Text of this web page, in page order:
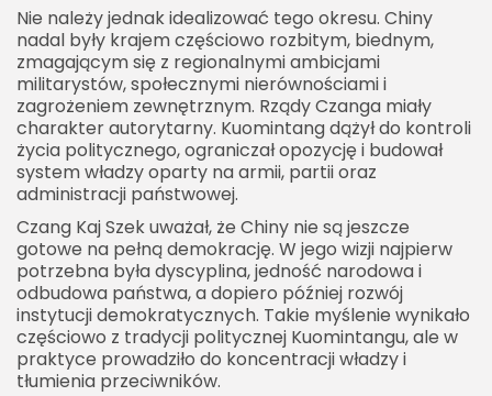
Nie należy jednak idealizować tego okresu. Chiny
nadal były krajem częściowo rozbitym, biednym,
zmagającym się z regionalnymi ambicjami
militarystów, społecznymi nierównościami i
zagrożeniem zewnętrznym. Rządy Czanga miały
charakter autorytarny. Kuomintang dążył do kontroli
życia politycznego, ograniczał opozycję i budował
system władzy oparty na armii, partii oraz
administracji państwowej.
Czang Kaj Szek uważał, że Chiny nie są jeszcze
gotowe na pełną demokrację. W jego wizji najpierw
potrzebna była dyscyplina, jedność narodowa i
odbudowa państwa, a dopiero później rozwój
instytucji demokratycznych. Takie myślenie wynikało
częściowo z tradycji politycznej Kuomintangu, ale w
praktyce prowadziło do koncentracji władzy i
tłumienia przeciwników.